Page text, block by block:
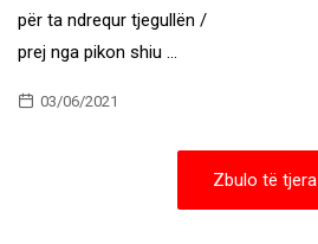
për ta ndrequr tjegullën /
prej nga pikon shiu …
03/06/2021
Zbulo të tjera